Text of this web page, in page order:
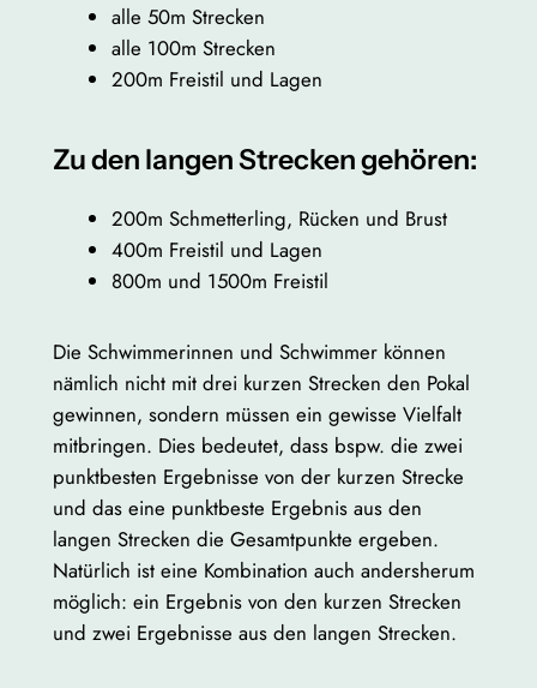
alle 50m Strecken
alle 100m Strecken
200m Freistil und Lagen
Zu den langen Strecken gehören:
200m Schmetterling, Rücken und Brust
400m Freistil und Lagen
800m und 1500m Freistil
Die Schwimmerinnen und Schwimmer können
nämlich nicht mit drei kurzen Strecken den Pokal
gewinnen, sondern müssen ein gewisse Vielfalt
mitbringen. Dies bedeutet, dass bspw. die zwei
punktbesten Ergebnisse von der kurzen Strecke
und das eine punktbeste Ergebnis aus den
langen Strecken die Gesamtpunkte ergeben.
Natürlich ist eine Kombination auch andersherum
möglich: ein Ergebnis von den kurzen Strecken
und zwei Ergebnisse aus den langen Strecken.